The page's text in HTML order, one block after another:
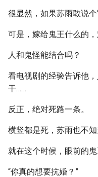
很显然，如果苏雨敢说个
可是，嫁给鬼王什么的
人和鬼怪能结合吗？
看电视剧的经验告诉他
干……
反正，绝对死路一条。
横竖都是死，苏雨也不知
就在这个时候，眼前的
“你真的想要抗婚？”